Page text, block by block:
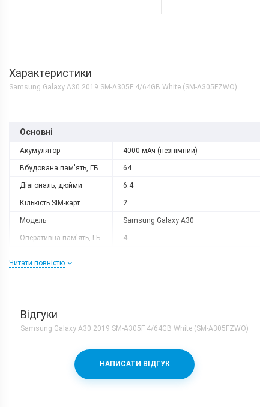
Характеристики
Samsung Galaxy A30 2019 SM-A305F 4/64GB White (SM-A305FZWO)
Основні
Акумулятор 4000 мАч (незнімний)
Вбудована пам'ять, ГБ 64
Діагональ, дюйми 6.4
Кількість SIM-карт 2
Модель Samsung Galaxy A30
Оперативна пам'ять, ГБ 4
Процесор
Кількість ядер 8
Читати повністю
Відгуки
Samsung Galaxy A30 2019 SM-A305F 4/64GB White (SM-A305FZWO)
НАПИСАТИ ВІДГУК